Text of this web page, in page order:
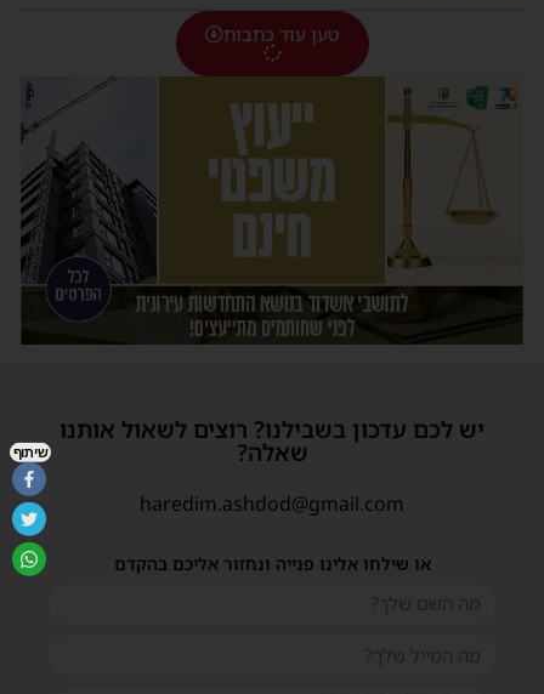
טען עוד כתבות
יש לכם עדכון בשבילנו? רוצים לשאול אותנו
שאלה?
haredim.ashdod@gmail.com
או שילחו אלינו פנייה ונחזור אליכם בהקדם
שיתוף